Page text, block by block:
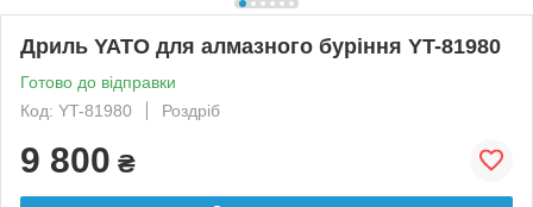
Дриль YATO для алмазного буріння YT-81980
Готово до відправки
Код: YT-81980
Роздріб
9 800 ₴